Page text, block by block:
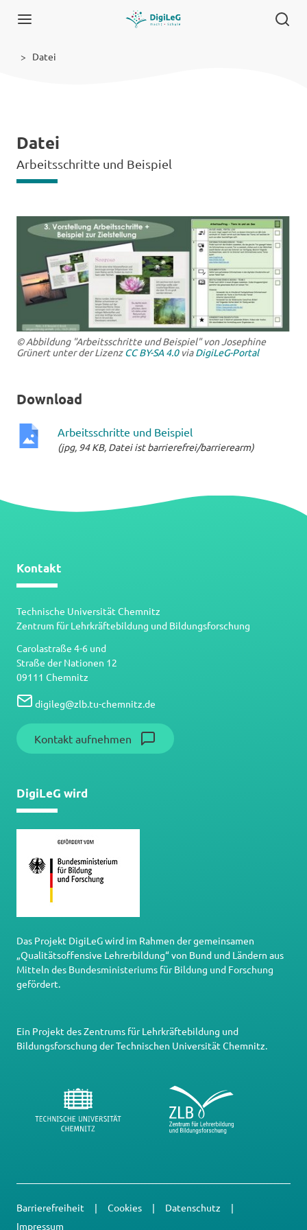
Datei
Datei
Arbeitsschritte und Beispiel
© Abbildung "Arbeitsschritte und Beispiel" von Josephine
Grünert unter der LizenzCC BY-SA 4.0viaDigiLeG-Portal
Download
Arbeitsschritte und Beispiel
(jpg, 94 KB, Datei ist barrierefrei/barrierearm)
Kontakt
Technische Universität Chemnitz
Zentrum für Lehrkräftebildung und Bildungsforschung
Carolastraße 4-6 und
Straße der Nationen 12
09111 Chemnitz
digileg@zlb.tu-chemnitz.de
Kontakt aufnehmen
DigiLeG wird
Das Projekt DigiLeG wird im Rahmen der gemeinsamen
„Qualitätsoffensive Lehrerbildung“ von Bund und Ländern aus
Mitteln des Bundesministeriums für Bildung und Forschung
gefördert.
Ein Projekt desZentrums für Lehrkräftebildung und
Bildungsforschung derTechnischen Universität Chemnitz.
Barrierefreiheit Cookies
Datenschutz
Impressum